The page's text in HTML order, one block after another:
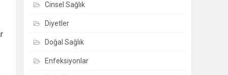
Cinsel Sağlık
Diyetler
Doğal Sağlık
Enfeksiyonlar